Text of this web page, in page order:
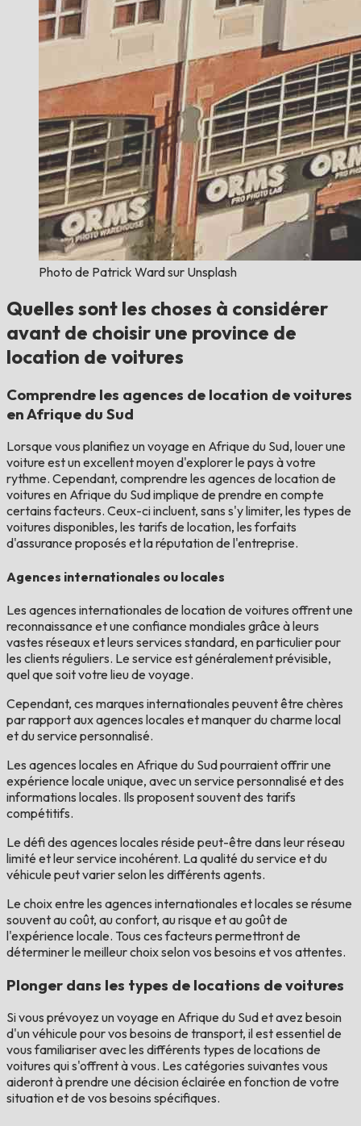
Photo de Patrick Ward sur Unsplash
Quelles sont les choses à considérer
avant de choisir une province de
location de voitures
Comprendre les agences de location de voitures
en Afrique du Sud
Lorsque vous planifiez un voyage en Afrique du Sud, louer une
voiture est un excellent moyen d'explorer le pays à votre
rythme. Cependant, comprendre les agences de location de
voitures en Afrique du Sud implique de prendre en compte
certains facteurs. Ceux-ci incluent, sans s'y limiter, les types de
voitures disponibles, les tarifs de location, les forfaits
d'assurance proposés et la réputation de l'entreprise.
Agences internationales ou locales
Les agences internationales de location de voitures offrent une
reconnaissance et une confiance mondiales grâce à leurs
vastes réseaux et leurs services standard, en particulier pour
les clients réguliers. Le service est généralement prévisible,
quel que soit votre lieu de voyage.
Cependant, ces marques internationales peuvent être chères
par rapport aux agences locales et manquer du charme local
et du service personnalisé.
Les agences locales en Afrique du Sud pourraient offrir une
expérience locale unique, avec un service personnalisé et des
informations locales. Ils proposent souvent des tarifs
compétitifs.
Le défi des agences locales réside peut-être dans leur réseau
limité et leur service incohérent. La qualité du service et du
véhicule peut varier selon les différents agents.
Le choix entre les agences internationales et locales se résume
souvent au coût, au confort, au risque et au goût de
l'expérience locale. Tous ces facteurs permettront de
déterminer le meilleur choix selon vos besoins et vos attentes.
Plonger dans les types de locations de voitures
Si vous prévoyez un voyage en Afrique du Sud et avez besoin
d'un véhicule pour vos besoins de transport, il est essentiel de
vous familiariser avec les différents types de locations de
voitures qui s'offrent à vous. Les catégories suivantes vous
aideront à prendre une décision éclairée en fonction de votre
situation et de vos besoins spécifiques.